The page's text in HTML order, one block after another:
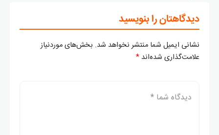
دیدگاهتان را بنویسید
نشانی ایمیل شما منتشر نخواهد شد. بخش‌های موردنیاز
علامت‌گذاری شده‌اند *